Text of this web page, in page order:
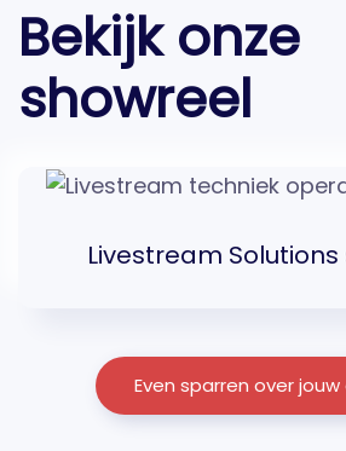
Bekijk onze
showreel
Livestream
Even sparren over